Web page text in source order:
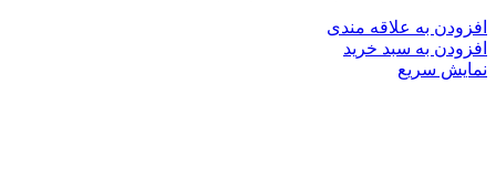
افزودن به علاقه مندی
افزودن به سبد خرید
نمایش سریع